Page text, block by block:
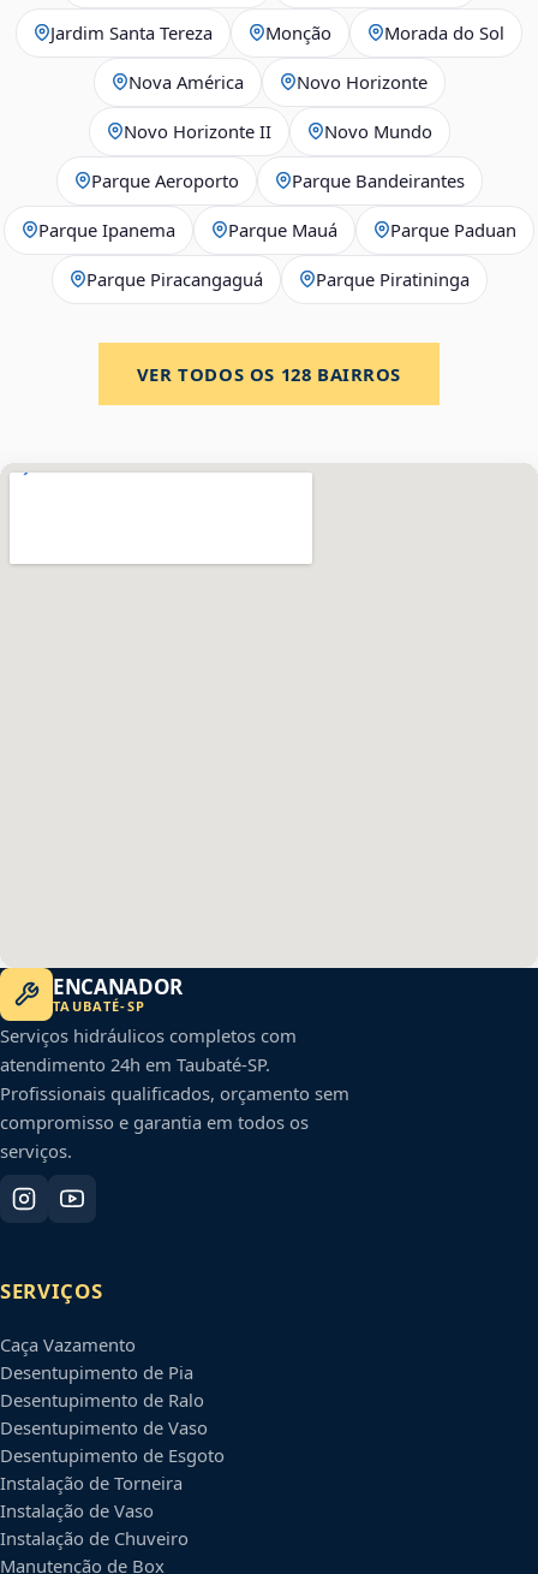
Jardim Santa Tereza Monção Morada do Sol
Nova América Novo Horizonte
Novo Horizonte II Novo Mundo
Parque Aeroporto Parque Bandeirantes
Parque Ipanema Parque Mauá Parque Paduan
Parque Piracangaguá Parque Piratininga
VER TODOS OS 128 BAIRROS
ENCANADOR
TAUBATÉ-SP
Serviços hidráulicos completos com
atendimento 24h em Taubaté-SP.
Profissionais qualificados, orçamento sem
compromisso e garantia em todos os
serviços.
SERVIÇOS
Caça Vazamento
Desentupimento de Pia
Desentupimento de Ralo
Desentupimento de Vaso
Desentupimento de Esgoto
Instalação de Torneira
Instalação de Vaso
Instalação de Chuveiro
Manutenção de Box